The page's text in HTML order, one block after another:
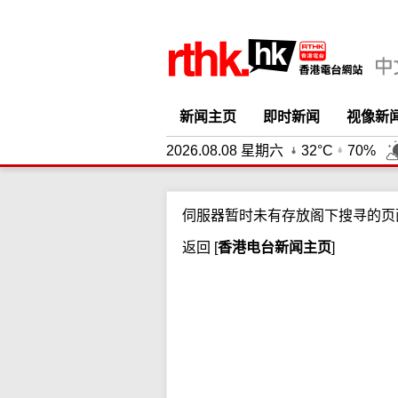
新闻主页 即时新闻 视像新
2026.08.08 星期六 32°C 70%
伺服器暂时未有存放阁下搜寻的页
返回 [香港电台新闻主页]